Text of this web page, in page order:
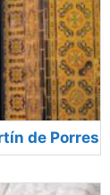
de Porres